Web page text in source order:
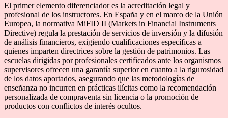
El primer elemento diferenciador es la acreditación legal y
profesional de los instructores. En España y en el marco de la Unión
Europea, la normativa MiFID II (Markets in Financial Instruments
Directive) regula la prestación de servicios de inversión y la difusión
de análisis financieros, exigiendo cualificaciones específicas a
quienes imparten directrices sobre la gestión de patrimonios. Las
escuelas dirigidas por profesionales certificados ante los organismos
supervisores ofrecen una garantía superior en cuanto a la rigurosidad
de los datos aportados, asegurando que las metodologías de
enseñanza no incurren en prácticas ilícitas como la recomendación
personalizada de compraventa sin licencia o la promoción de
productos con conflictos de interés ocultos.